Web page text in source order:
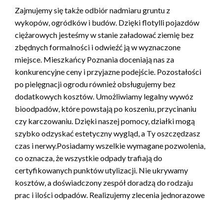
Zajmujemy się także odbiór nadmiaru gruntu z
wykopów, ogródków i budów. Dzięki flotylli pojazdów
ciężarowych jesteśmy w stanie załadować ziemię bez
zbędnych formalności i odwieźć ją w wyznaczone
miejsce. Mieszkańcy Poznania doceniają nas za
konkurencyjne ceny i przyjazne podejście. Pozostałości
po pielęgnacji ogrodu również obsługujemy bez
dodatkowych kosztów. Umożliwiamy legalny wywóz
bioodpadów, które powstają po koszeniu, przycinaniu
czy karczowaniu. Dzięki naszej pomocy, działki mogą
szybko odzyskać estetyczny wygląd, a Ty oszczędzasz
czas i nerwy.Posiadamy wszelkie wymagane pozwolenia,
co oznacza, że wszystkie odpady trafiają do
certyfikowanych punktów utylizacji. Nie ukrywamy
kosztów, a doświadczony zespół doradzą do rodzaju
prac i ilości odpadów. Realizujemy zlecenia jednorazowe